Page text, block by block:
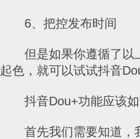
6、把控发布时间
但是如果你遵循了以
起色，就可以试试抖音
抖音Dou+功能应该如
首先我们需要知道，